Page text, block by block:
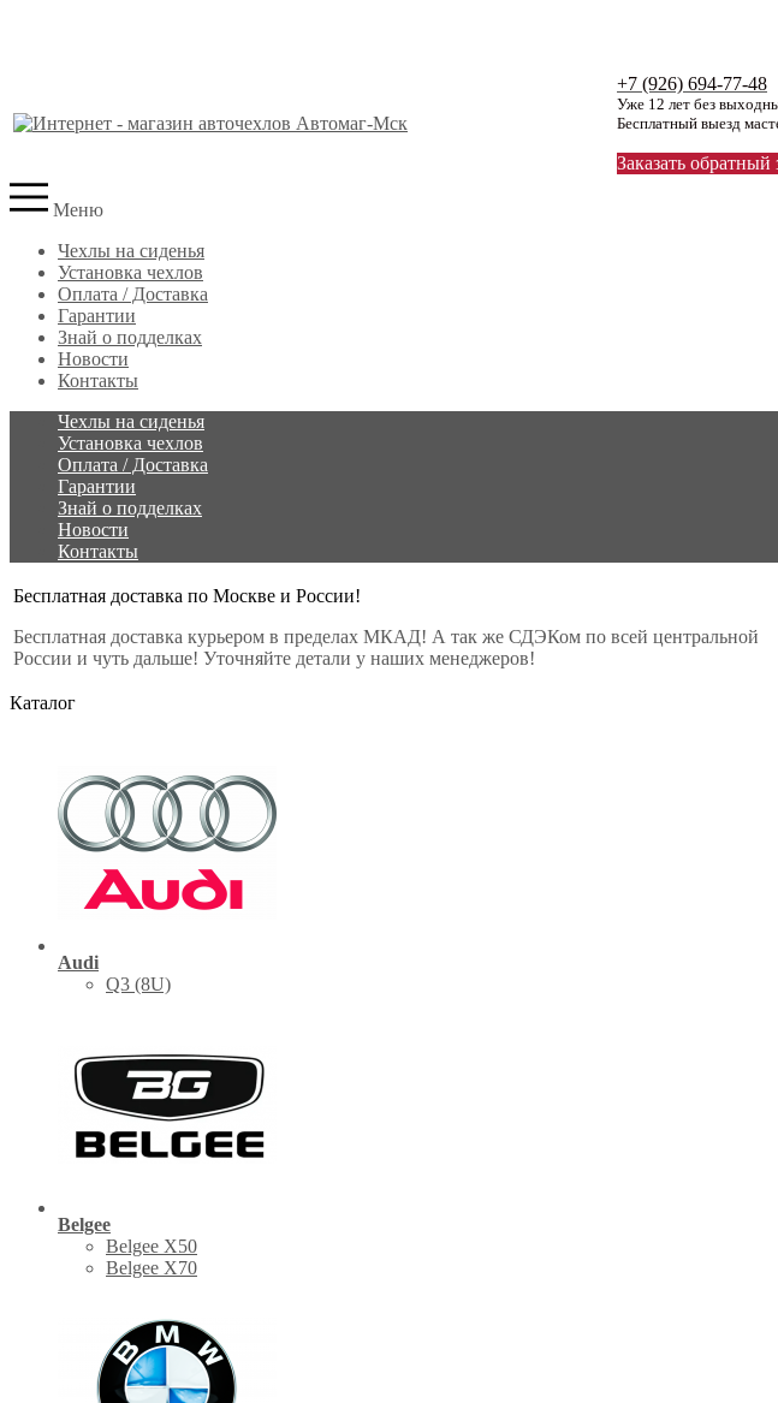
+7 (926) 694-77-48
Уже 12 лет без
Бесплатный выезд
Заказать обратный
Меню
Чехлы на сиденья
Установка чехлов
Оплата / Доставка
Гарантии
Знай о подделках
Новости
Контакты
Чехлы на сиденья
Установка чехлов
Оплата / Доставка
Гарантии
Знай о подделках
Новости
Контакты
Бесплатная доставка по Москве и России!
Бесплатная доставка курьером в пределах МКАД! А так же СДЭКом по всей центральной
России и чуть дальше! Уточняйте детали у наших менеджеров!
Каталог
Audi
Q3 (8U)
Belgee
Belgee X50
Belgee X70